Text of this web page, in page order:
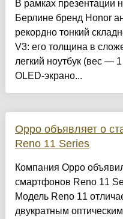
В рамках презентации
Берлине бренд Honor
рекордно тонкий
V3: его толщина в
легкий ноутбук (вес —
OLED-экрано...
Oppo объявляет о
Reno 11 Series
Компания Oppo
смартфонов Reno 11
Модель Reno 11
двукратным